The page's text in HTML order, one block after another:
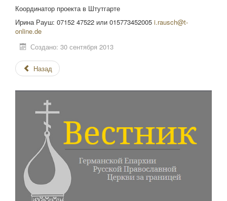
Координатор проекта в Штутгарте
Ирина Рауш: 07152 47522 или 015773452005 i.rausch@t-
online.de
Создано: 30 сентября 2013
Назад